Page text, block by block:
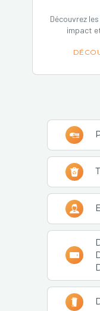
Découvrez
impact
Barre
latérale
principale